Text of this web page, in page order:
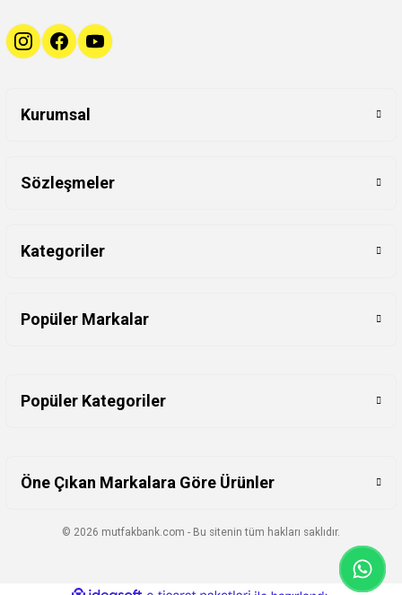
Kurumsal
Sözleşmeler
Kategoriler
Popüler Markalar
Popüler Kategoriler
Öne Çıkan Markalara Göre Ürünler
© 2026 mutfakbank.com - Bu sitenin tüm hakları saklıdır.